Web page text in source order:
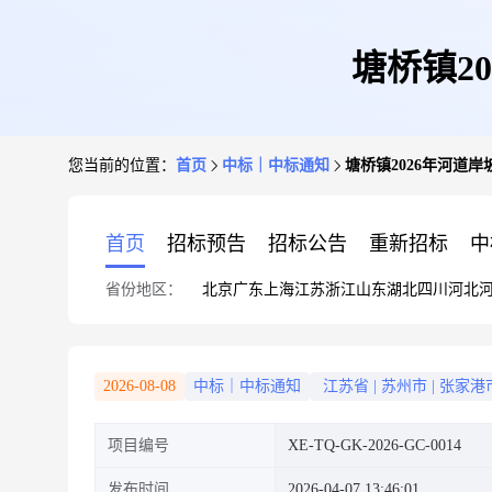
塘桥镇
您当前的位置： 首页 中标｜中标通知 塘桥镇2026年河道岸
首页 招标预告 招标公告 重新招标
省份地区： 北京广东 上海江苏浙江山东湖北四川 河北
2026-08-08 中标｜中标通知 江苏省 苏州市 张家港
项目编号 XE-TQ-GK-2026-GC-0014